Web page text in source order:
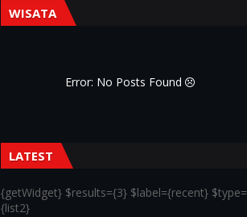
WISATA
Error: No Posts Found
LATEST
{getWidget} $results={3} $label={recent} $type=
{list2}